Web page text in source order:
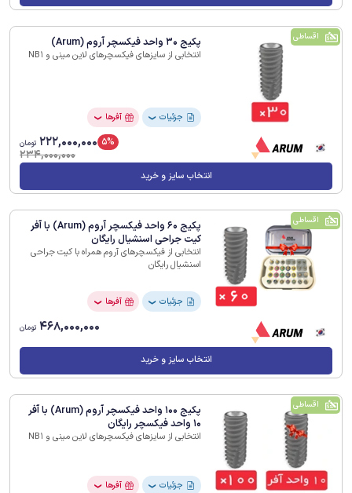
اقساطی پکیج 30 واحد فیکسچر آروم (Arum)
انتخابی از سایزهای فیکسچرهای لاین مینی و NB1
جزئیات ❯ آفرها ❯
5%
222,000,000 تومان
234,000,000
انتخاب سایز و خرید
اقساطی
پکیج 60 واحد فیکسچر آروم (Arum) با آفر
کیت جراحی اسنشیال رایگان
انتخابی از فیکسچرهای آروم همراه با کیت جراحی
اسنشیال رایگان
جزئیات ❯ آفرها ❯
468,000,000 تومان
انتخاب سایز و خرید
اقساطی
پکیج 100 واحد فیکسچر آروم (Arum) با آفر
10 واحد فیکسچر رایگان
انتخابی از سایزهای فیکسچرهای لاین مینی و NB1
جزئیات ❯ آفرها ❯